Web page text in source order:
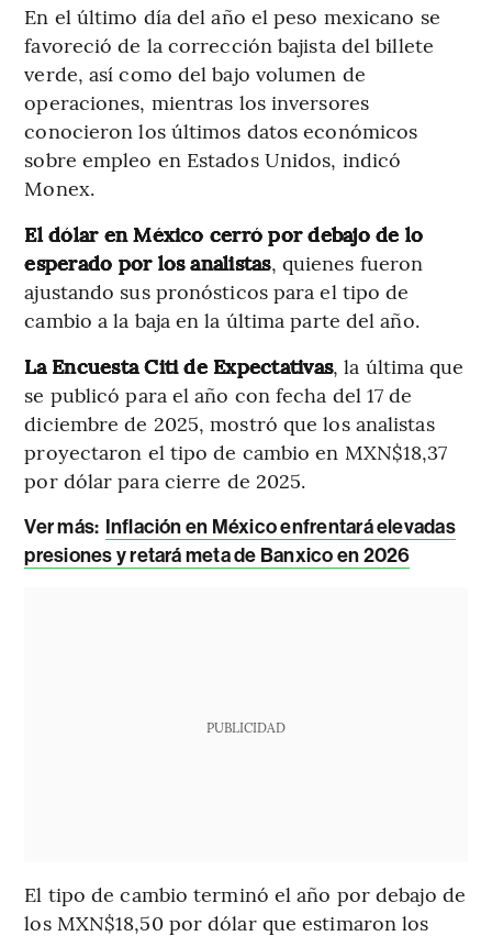
En el último día del año el peso mexicano se
favoreció de la corrección bajista del billete
verde, así como del bajo volumen de
operaciones, mientras los inversores
conocieron los últimos datos económicos
sobre empleo en Estados Unidos, indicó
Monex.
El dólar en México cerró por debajo de lo
esperado por los analistas, quienes fueron
ajustando sus pronósticos para el tipo de
cambio a la baja en la última parte del año.
La Encuesta Citi de Expectativas, la última que
se publicó para el año con fecha del 17 de
diciembre de 2025, mostró que los analistas
proyectaron el tipo de cambio en MXN$18,37
por dólar para cierre de 2025.
Ver más: Inflación en México enfrentará elevadas
presiones y retará meta de Banxico en 2026
PUBLICIDAD
El tipo de cambio terminó el año por debajo de
los MXN$18,50 por dólar que estimaron los